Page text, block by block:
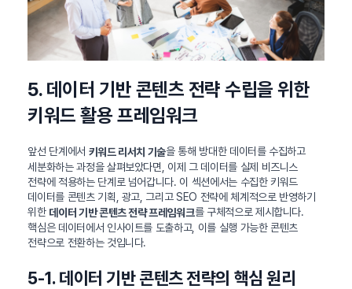
5. 데이터 기반 콘텐츠 전략 수립을 위한
키워드 활용 프레임워크
앞선 단계에서 키워드 리서치 기술을 통해 방대한 데이터를 수집하고
세분화하는 과정을 살펴보았다면, 이제 그 데이터를 실제 비즈니스
전략에 적용하는 단계로 넘어갑니다. 이 섹션에서는 수집한 키워드
데이터를 콘텐츠 기획, 광고, 그리고 SEO 전략에 체계적으로 반영하기
위한 데이터 기반 콘텐츠 전략 프레임워크를 구체적으로 제시합니다.
핵심은 데이터에서 인사이트를 도출하고, 이를 실행 가능한 콘텐츠
전략으로 전환하는 것입니다.
5-1. 데이터 기반 콘텐츠 전략의 핵심 원리